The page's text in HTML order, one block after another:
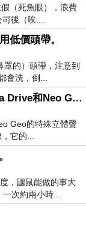
（死魚眼），浪費
後（唉....
低價頭帶。
的）頭帶，注意到
會洗，倒...
[懷舊主機] 測試SEGA Mega Drive和Neo Geo的立體聲輸出...
Geo的特殊立體聲
它的...
，鼴鼠能做的事大
次約兩小時...